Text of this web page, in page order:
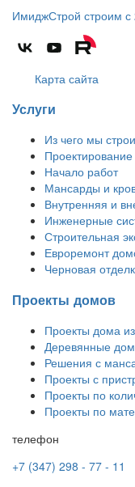
ИмиджСтрой строим с
Карта сайта
Услуги
Из чего мы
Начало работ
Мансарды и
Внутренняя и
Инженерные
Строительная
Евроремонт
Черновая
Проекты домов
Проекты дома
Деревянные
Решения с
Проекты с
Проекты по
Проекты по
телефон
+7 (347) 298 - 77 - 11